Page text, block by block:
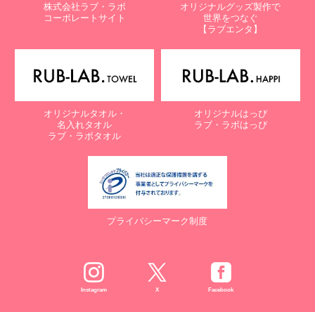
〒761-0323 香川県高松市亀田町90-1
株式会社ラブ・ラボ
電子メール：info@rub-lab.com
【認定個人情報保護団体の名称及び、苦情の解決の申出先】
一般財団法人日本情報経済社会推進協会
認定個人情報保護団体事務局
〒106-0032 東京都港区六本木一丁目9番9号 六本木ファースト
７. 個人情報の提供の任意性と提供されない場合に起こりうる影響
８. Cookie（クッキー）等の利用について
株式会社ラブ・ラボ
コーポレートサイト
オリジナルグッズ製作で
世界をつなぐ
【ラブエンタ】
オリジナルタオル・
名入れタオル
ラブ・ラボタオル
オリジナルはっぴ
ラブ・ラボはっぴ
プライバシーマーク制度
Instagram X Facebook